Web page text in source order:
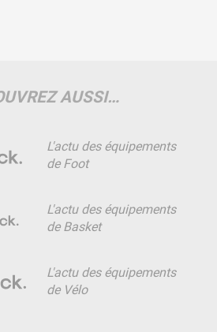
AUSSI…
L'actu des équipements
de Foot
L'actu des équipements
de Basket
L'actu des équipements
de Vélo